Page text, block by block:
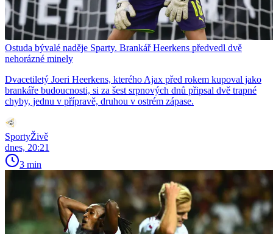
Ostuda bývalé naděje Sparty. Brankář Heerkens předvedl dvě
nehorázné minely
Dvacetiletý Joeri Heerkens, kterého Ajax před rokem kupoval jako
brankáře budoucnosti, si za šest srpnových dnů připsal dvě trapné
chyby, jednu v přípravě, druhou v ostrém zápase.
SportyŽivě
dnes, 20:21
3 min